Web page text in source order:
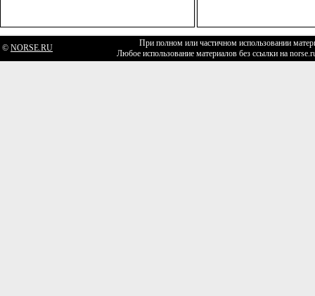
© NORSE.RU
При полном или частичном использовании
Любое использование материалов без ссылки на